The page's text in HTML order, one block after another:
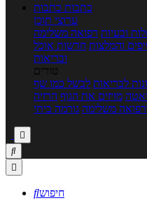
כתבות כתבות
ערוצי תוכן
ובעיות רפואה משלימה
והמלצות חדשות אוכל
ובריאות
טורים
לבריאות לבשל כמו שף
מזיזים את הגוף הרזיה
משלימה גורמה ביתי



חיפוש